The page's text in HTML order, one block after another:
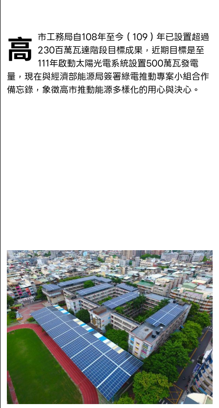
高 市工務局自108年至今（109）年已設置超過
230百萬瓦達階段目標成果，近期目標是至
111年啟動太陽光電系統設置500萬瓦發電
量，現在與經濟部能源局簽署綠電推動專案小組合作
備忘錄，象徵高市推動能源多樣化的用心與決心。